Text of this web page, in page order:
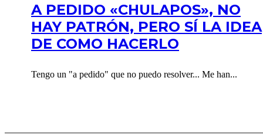
A PEDIDO «CHULAPOS», NO
HAY PATRÓN, PERO SÍ LA IDEA
DE COMO HACERLO
Tengo un "a pedido" que no puedo resolver... Me han...